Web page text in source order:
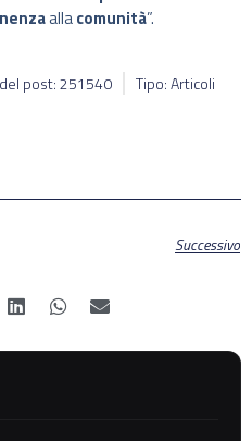
allacomunità”.
post: 251540 Tipo: Articoli
Successivo